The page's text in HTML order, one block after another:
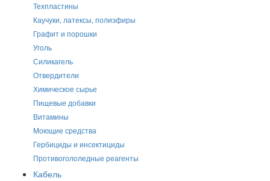
Техпластины
Каучуки, латексы, полиэфиры
Графит и порошки
Уголь
Силикагель
Отвердители
Химическое сырье
Пищевые добавки
Витамины
Моющие средства
Гербициды и инсектициды
Противогололедные реагенты
Кабель